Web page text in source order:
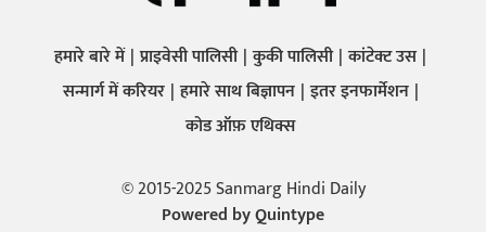
हमारे बारे में प्राइवेसी पालिसी कुकी पालिसी कांटेक्ट उस
सन्मार्ग में करियर हमारे साथ बिज्ञापन इतर इनफार्मेशन
कोड ऑफ़ एथिक्स
© 2015-2025 Sanmarg Hindi Daily
Powered byQuintype